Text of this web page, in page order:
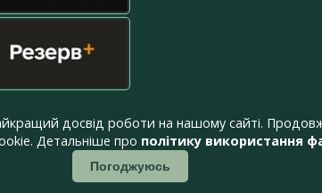
досвід роботи на нашому сайті.
Детальніше про політику використання
Погоджуюсь